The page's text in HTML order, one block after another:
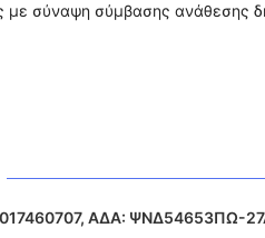
με σύναψη σύμβασης ανάθεσης
ΑΔΑ: ΨΝΔ54653ΠΩ-